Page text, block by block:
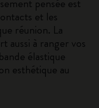
pensée est
et les
réunion. La
aussi à ranger vos
élastique
esthétique au